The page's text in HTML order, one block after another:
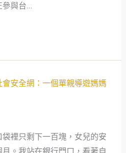
參與台…
安全網：一個單親導遊媽媽
袋裡只剩下一百塊，女兒的安